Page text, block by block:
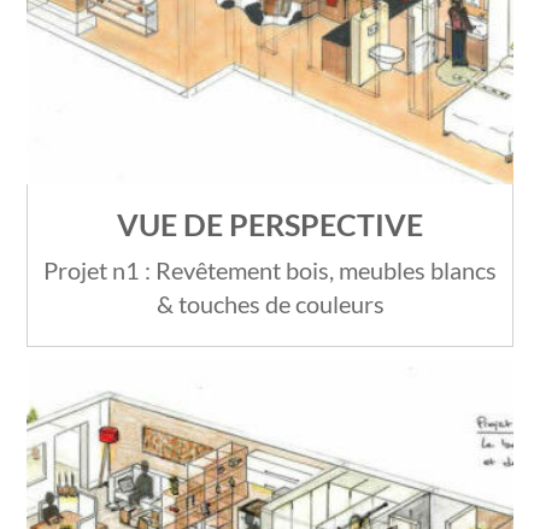
VUE DE PERSPECTIVE
Projet n1 : Revêtement bois, meubles blancs
& touches de couleurs